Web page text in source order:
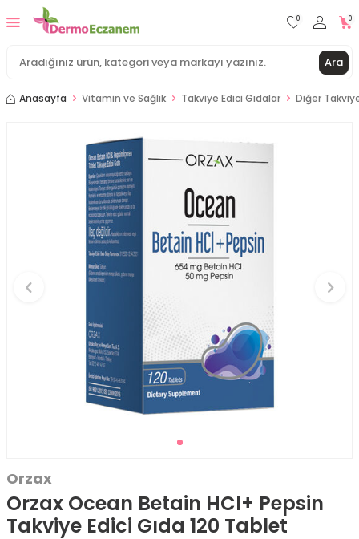
Ara
0 0
Anasayfa Vitamin ve Sağlık Takviye Edici Gıdalar Diğer
Orzax
Orzax Ocean Betain HCI+ Pepsin
Takviye Edici Gıda 120 Tablet